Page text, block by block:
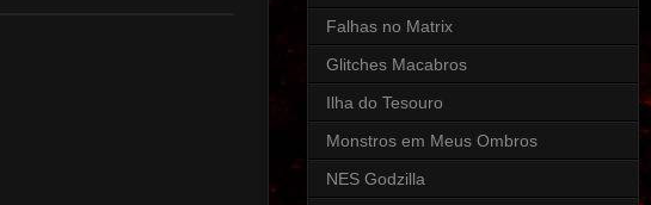
Falhas no Matrix
Glitches Macabros
Ilha do Tesouro
Monstros em Meus Ombros
NES Godzilla